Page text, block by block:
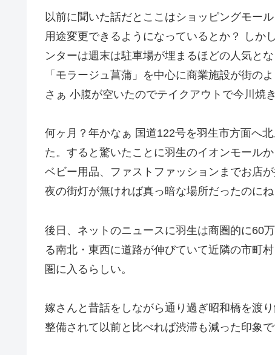
以前に聞いた話だとここはショッピングモー
用途変更できるようになっているとか？ しか
ンターは週末は駐車場が埋まるほどの人気と
「モラージュ菖蒲」を中心に商業施設が街の
さぁ 小腹が空いたのでテイクアウトで今川焼
何ヶ月？年かなぁ 国道122号を羽生市方面へ
た。すると驚いたことに羽生のイオンモール
ベビー用品、ファストファッションまでお店
夜の街灯が無ければ真っ暗な場所だったのにね
後日、ネットのニュースに羽生は商圏的に60
る南北・東西に道路が伸びていて近隣の市町
圏に入るらしい。
嫁さんと昔話をしながら通り過ぎ昭和橋を渡
整備されて以前と比べれば渋滞も減った印象で